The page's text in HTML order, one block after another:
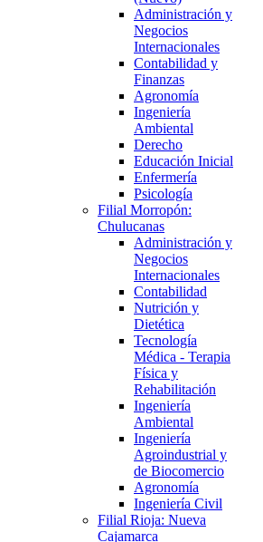
Administración y
Negocios
Internacionales
Contabilidad y
Finanzas
Agronomía
Ingeniería
Ambiental
Derecho
Educación Inicial
Enfermería
Psicología
Filial Morropón:
Chulucanas
Administración y
Negocios
Internacionales
Contabilidad
Nutrición y
Dietética
Tecnología
Médica - Terapia
Física y
Rehabilitación
Ingeniería
Ambiental
Ingeniería
Agroindustrial y
de Biocomercio
Agronomía
Ingeniería Civil
Filial Rioja: Nueva
Cajamarca